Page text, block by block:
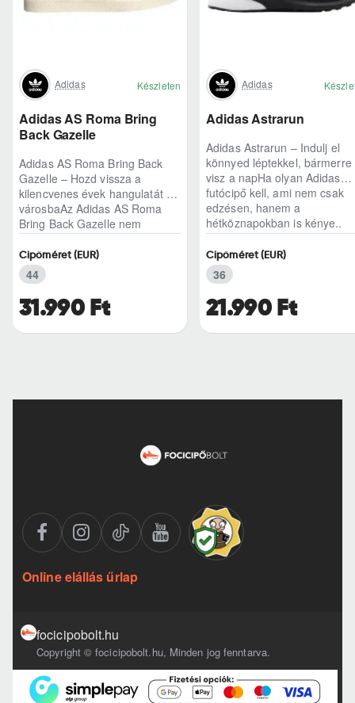
Adidas Készleten
Adidas AS Roma Bring
Back Gazelle
Adidas AS Roma Bring Back
Gazelle – Hozd vissza a
kilencvenes évek hangulatát a
városbaAz Adidas AS Roma
Bring Back Gazelle nem
egyszerű sneaker, hane..
31.990 Ft
Cipőméret (EUR)
44
Adidas
Adidas Astrarun
Adidas Astrarun – Indulj el
könnyed léptekkel, bármerre
visz a napHa olyan Adidas
futócipő kell, ami nem csak
edzésen, hanem a
hétköznapokban is kénye..
21.990 Ft
Cipőméret (EUR)
36
Online elállás űrlap
focicipobolt.hu
Copyright © focicipobolt.hu, Minden jog fenntarva.